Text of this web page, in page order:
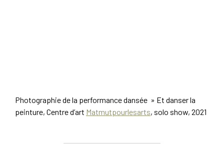
Photographie de la performance dansée » Et danser la
peinture, Centre d’art Matmutpourlesarts, solo show, 2021